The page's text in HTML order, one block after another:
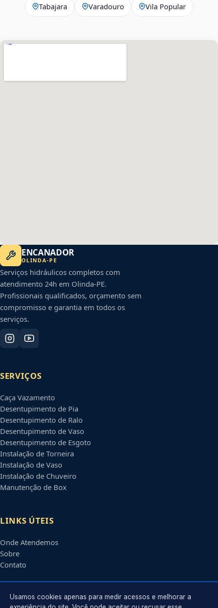
Tabajara Varadouro Vila Popular
ENCANADOR
OLINDA-PE
Serviços hidráulicos completos com
atendimento 24h em Olinda-PE.
Profissionais qualificados, orçamento sem
compromisso e garantia em todos os
serviços.
SERVIÇOS
Caça Vazamento
Desentupimento de Pia
Desentupimento de Ralo
Desentupimento de Vaso
Desentupimento de Esgoto
Instalação de Torneira
Instalação de Vaso
Instalação de Chuveiro
Manutenção de Box
LINKS ÚTEIS
Onde Atendemos
Sobre
Contato
CONTATO
Usamos cookies apenas para medir acessos e melhorar a